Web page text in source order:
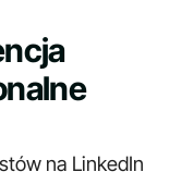
na LinkedIn